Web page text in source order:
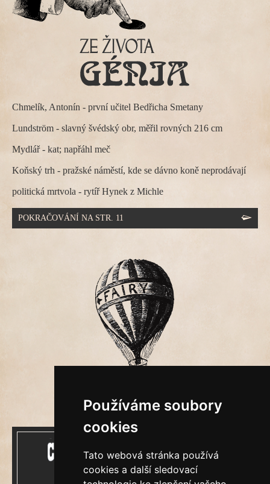
Používáme soubory
cookies
Tato webová stránka používá
cookies a další sledovací
Chmelík, Antonín - první učitel Bedřicha Smetany
Lundström - slavný švédský obr, měřil rovných 216 cm
Mydlář- kat; napřáhl meč
Koňský trh - pražské náměstí, kde se dávno koně neprodávají
politická mrtvola - rytíř Hynek z Michle
POKRAČOVÁNÍ NA STR. 11